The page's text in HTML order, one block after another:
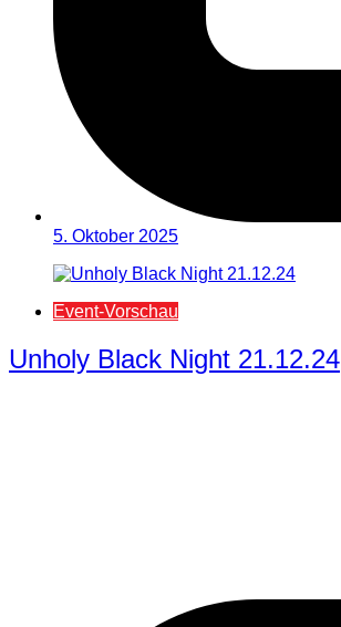
5. Oktober 2025
Event-Vorschau
Unholy Black Night 21.12.24